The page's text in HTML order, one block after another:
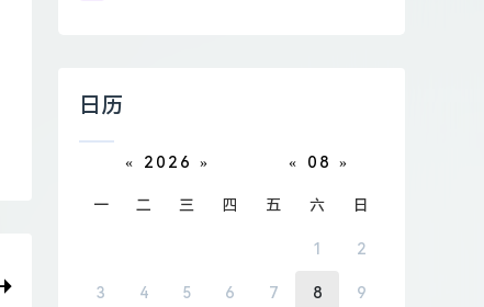
日历
« 2026 » « 08 »
一 二 三 四 五 六 日
1 2
3 4 5 6 7 8 9